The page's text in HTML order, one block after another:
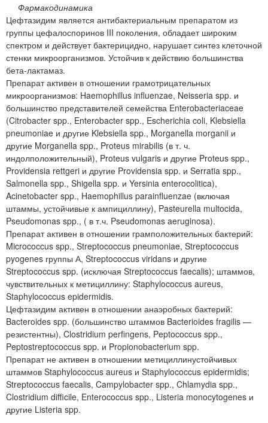
Фармакодинамика
Цефтазидим является антибактериальным препаратом из
группы цефалоспоринов III поколения, обладает широким
спектром и действует бактерицидно, нарушает синтез клеточной
стенки микроорганизмов. Устойчив к действию большинства
бета-лактамаз.
Препарат активен в отношении грамотрицательных
микроорганизмов: Haemophillus influenzae, Neisseria spp. и
большинство представителей семейства Enterobacteriaceae
(Citrobacter spp., Enterobacter spp., Escherichia coli, Klebsiella
pneumoniae и другие Klebsiella spp., Morganella morganii и
другие Morganella spp., Proteus mirabilis (в т. ч.
индолположительный), Proteus vulgaris и другие Proteus spp.,
Providensia rettgeri и другие Providensia spp. и Serratia spp.,
Salmonella spp., Shigella spp. и Yersinia enterocolitica),
Acinetobacter spp., Haemophillus parainfluenzae (включая
штаммы, устойчивые к ампициллину), Pasteurella multocida,
Pseudomonas spp., ( в т.ч. Pseudomonas aeruginosa).
Препарат активен в отношении грамположительных бактерий:
Micrococcus spp., Streptococcus pneumoniae, Streptococcus
pyogenes группы А, Streptococcus viridans и другие
Streptococcus spp. (исключая Streptococcus faecalis); штаммов,
чувствительных к метициллину: Staphylococcus aureus,
Staphylococcus epidermidis.
Цефтазидим активен в отношении анаэробных бактерий:
Bacteroides spp. (большинство штаммов Bacterioides fragilis —
резистентны), Clostridium perfingens, Peptococcus spp.,
Peptostreptococcus spp. и Propionobacterium spp.
Препарат не активен в отношении метициллинустойчивых
штаммов Staphylococcus aureus и Staphylococcus epidermidis;
Streptococcus faecalis, Campylobacter spp., Chlamydia spp.,
Clostridium difficile, Enterococcus spp., Listeria monocytogenes и
другие Listeria spp.